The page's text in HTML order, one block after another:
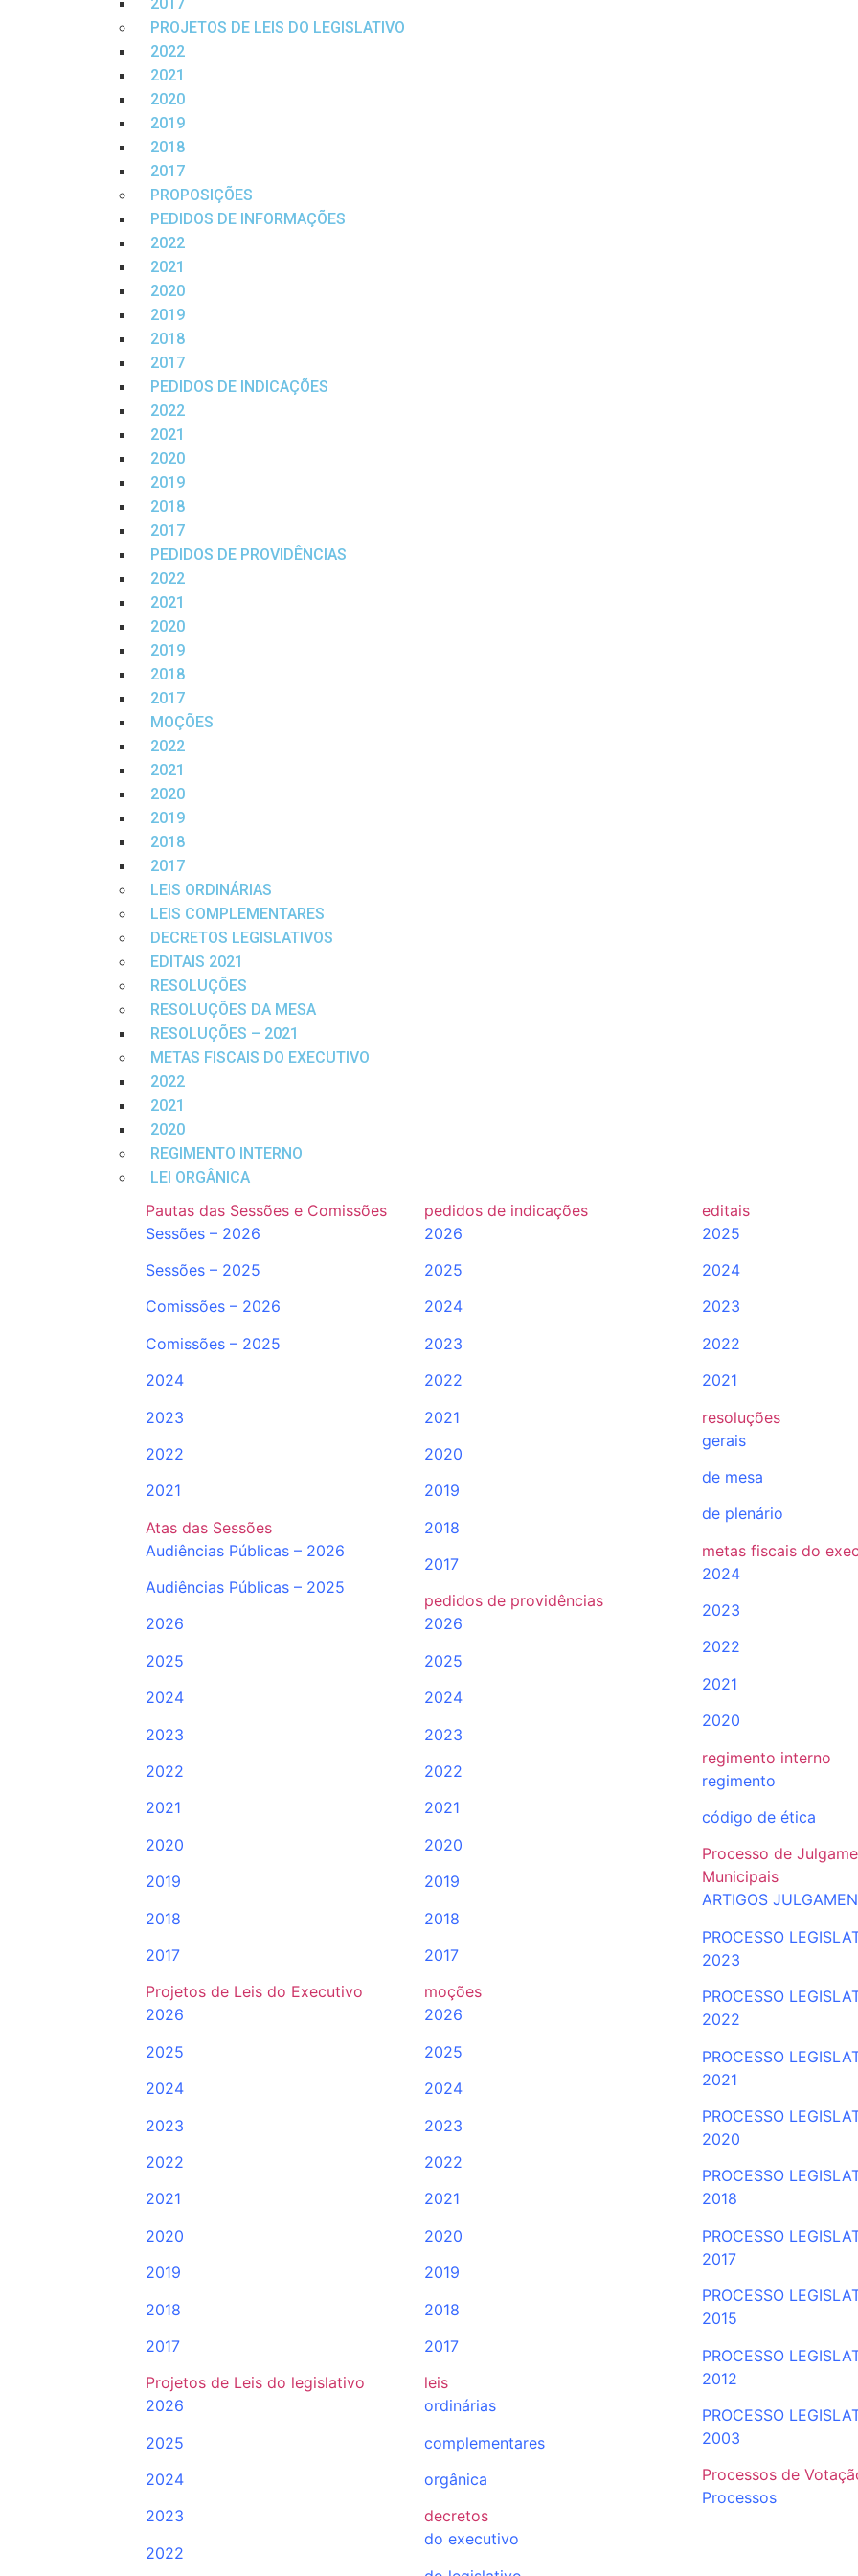
PROJETOS DE LEIS DO LEGISLATIVO
2022
2021
2020
2019
2018
2017
PROPOSIÇÕES
PEDIDOS DE INFORMAÇÕES
2022
2021
2020
2019
2018
2017
PEDIDOS DE INDICAÇÕES
2022
2021
2020
2019
2018
2017
PEDIDOS DE PROVIDÊNCIAS
2022
2021
2020
2019
2018
2017
MOÇÕES
2022
2021
2020
2019
2018
2017
LEIS ORDINÁRIAS
LEIS COMPLEMENTARES
DECRETOS LEGISLATIVOS
EDITAIS 2021
RESOLUÇÕES
RESOLUÇÕES DA MESA
RESOLUÇÕES – 2021
METAS FISCAIS DO EXECUTIVO
2022
2021
2020
REGIMENTO INTERNO
LEI ORGÂNICA
Pautas das Sessões e Comissões
Sessões – 2026
Sessões – 2025
Comissões – 2026
Comissões – 2025
2024
2023
2022
2021
Atas das Sessões
Audiências Públicas – 2026
Audiências Públicas – 2025
2026
2025
2024
2023
2022
2021
2020
2019
2018
2017
Projetos de Leis do Executivo
2026
2025
2024
2023
2022
2021
2020
2019
2018
2017
Projetos de Leis do legislativo
2026
2025
2024
2023
2022
pedidos de indicações
2026
2025
2024
2023
2022
2021
2020
2019
2018
2017
pedidos de providências
2026
2025
2024
2023
2022
2021
2020
2019
2018
2017
moções
2026
2025
2024
2023
2022
2021
2020
2019
2018
2017
leis
ordinárias
complementares
orgânica
decretos
do executivo
editais
2025
2024
2023
2022
2021
resoluções
gerais
de mesa
de plenário
metas fiscais do
2024
2023
2022
2021
2020
regimento interno
regimento
código de ética
Processo de
Municipais
ARTIGOS
PROCESSO
2023
PROCESSO
2022
PROCESSO
2021
PROCESSO
2020
PROCESSO
2018
PROCESSO
2017
PROCESSO
2015
PROCESSO
2012
PROCESSO
2003
Processos de
Processos